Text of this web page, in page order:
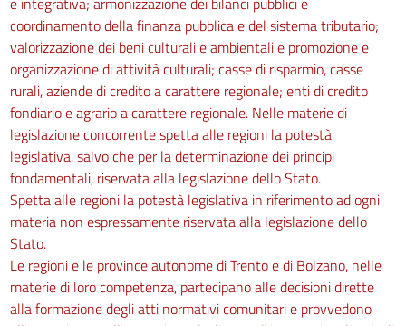
coordinamento della finanza pubblica e del sistema tributario;
valorizzazione dei beni culturali e ambientali e promozione e
organizzazione di attività culturali; casse di risparmio, casse
rurali, aziende di credito a carattere regionale; enti di credito
fondiario e agrario a carattere regionale. Nelle materie di
legislazione concorrente spetta alle regioni la potestà
legislativa, salvo che per la determinazione dei principi
fondamentali, riservata alla legislazione dello Stato.
Spetta alle regioni la potestà legislativa in riferimento ad ogni
materia non espressamente riservata alla legislazione dello
Stato.
Le regioni e le province autonome di Trento e di Bolzano, nelle
materie di loro competenza, partecipano alle decisioni dirette
alla formazione degli atti normativi comunitari e provvedono